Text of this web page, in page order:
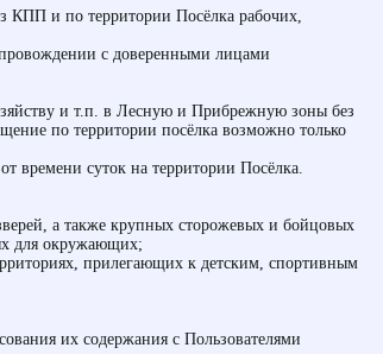
КПП и по территории Посёлка рабочих,
с доверенными лицами
и т.п. в Лесную и Прибрежную зоны без
по территории посёлка возможно только
времени суток на территории Посёлка.
а также крупных сторожевых и бойцовых
для окружающих;
прилегающих к детским, спортивным
их содержания с Пользователями